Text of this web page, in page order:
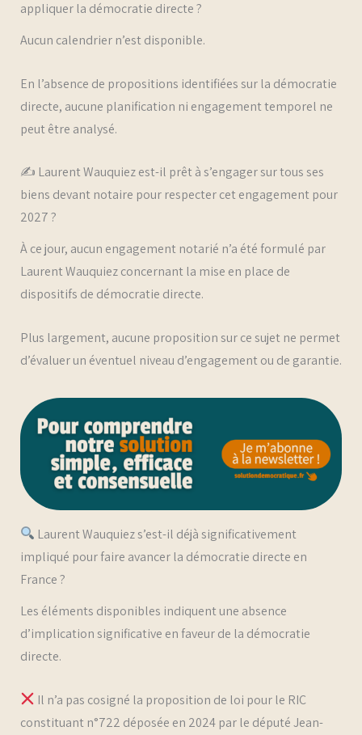
appliquer la démocratie directe ?
Aucun calendrier n’est disponible.
En l’absence de propositions identifiées sur la démocratie
directe, aucune planification ni engagement temporel ne
peut être analysé.
✍️ Laurent Wauquiez est-il prêt à s’engager sur tous ses
biens devant notaire pour respecter cet engagement pour
2027 ?
À ce jour, aucun engagement notarié n’a été formulé par
Laurent Wauquiez concernant la mise en place de
dispositifs de démocratie directe.
Plus largement, aucune proposition sur ce sujet ne permet
d’évaluer un éventuel niveau d’engagement ou de garantie.
Laurent Wauquiez s’est-il déjà significativement
impliqué pour faire avancer la démocratie directe en
France ?
Les éléments disponibles indiquent une absence
d’implication significative en faveur de la démocratie
directe.
Il n’a pas cosigné la proposition de loi pour le RIC
constituant n°722 déposée en 2024 par le député Jean-